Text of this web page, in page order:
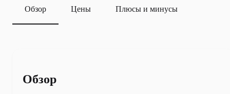
Обзор Цены Плюсы и минусы
Обзор